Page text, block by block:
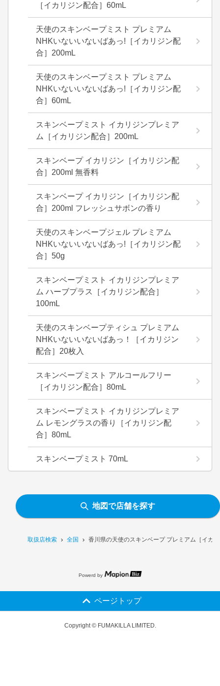
取扱店検索 全国 香川県の天使のスキンベープ プレミアム［イカ
［イカリジン配合］60mL
天使のスキンベープミスト プレミアム
NHKいないいないばあっ!［イカリジン配
合］200mL
天使のスキンベープミスト プレミアム
NHKいないいないばあっ!［イカリジン配
合］60mL
スキンベープミスト イカリジンプレミア
ム［イカリジン配合］200mL
スキンベープ イカリジン［イカリジン配
合］200ml 無香料
スキンベープ イカリジン［イカリジン配
合］200ml フレッシュサボンの香り
天使のスキンベープジェル プレミアム
NHKいないいないばあっ!［イカリジン配
合］50g
スキンベープミスト イカリジンプレミア
ム ハーブプラス［イカリジン配合］
100mL
天使のスキンベープティシュ プレミアム
NHKいないいないばあっ！［イカリジン
配合］20枚入
スキンベープミスト アルコールフリー
［イカリジン配合］80mL
スキンベープミスト イカリジンプレミア
ム レモングラスの香り［イカリジン配
合］80mL
スキンベープミスト 70mL
地図で店舗を探す
Powerd by
ページトップ
Copyright © FUMAKILLA LIMITED.